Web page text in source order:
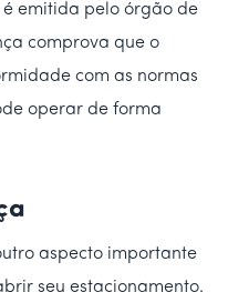
emitida pelo órgão de
comprova que o
com as normas
operar de forma
aspecto importante
seu estacionamento.